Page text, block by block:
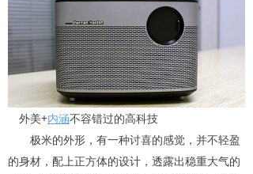
外美+内涵不容错过的高科技
极米的外形，有一种讨喜的感觉，并不轻盈
的身材，配上正方体的设计，透露出稳重大气的